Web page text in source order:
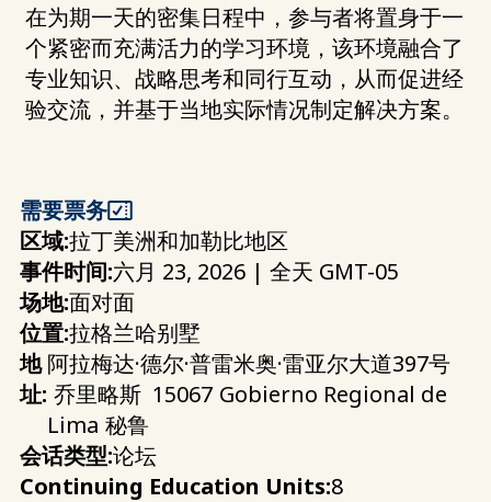
在为期一天的密集日程中，参与者将置身于一
个紧密而充满活力的学习环境，该环境融合了
专业知识、战略思考和同行互动，从而促进经
验交流，并基于当地实际情况制定解决方案。
需要票务
区域:拉丁美洲和加勒比地区
事件时间:六月 23, 2026 | 全天 GMT-05
场地:面对面
位置:拉格兰哈别墅
地
址:
阿拉梅达·德尔·普雷米奥·雷亚尔大道397号
乔里略斯 15067 Gobierno Regional de
Lima 秘鲁
会话类型:论坛
Continuing Education Units:8